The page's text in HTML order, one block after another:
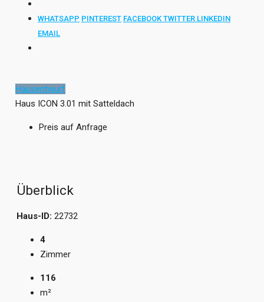
WHATSAPP PINTEREST FACEBOOK TWITTER LINKEDIN
EMAIL
Hausentwurf
Haus ICON 3.01 mit Satteldach
Preis auf Anfrage
Überblick
Haus-ID: 22732
4
Zimmer
116
m²